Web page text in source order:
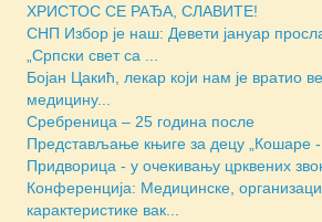
ХРИСТОС СЕ РАЂА, СЛАВИТЕ!
СНП Избор је наш: Девети јануар
„Српски свет са ...
Бојан Цакић, лекар који нам је вратио
медицину...
Сребреница – 25 година после
Представљање књиге за децу „Кошаре -
Придворица - у очекивању црквених
Конференција: Медицинске,
карактеристике вак...